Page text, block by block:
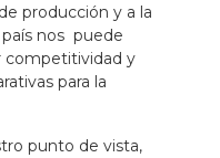
producción y a la
nos puede
competitividad y
para la
punto de vista,